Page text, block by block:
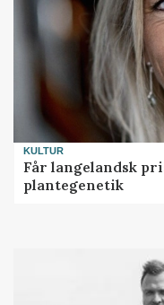
KULTUR
Får langelandsk
plantegenetik